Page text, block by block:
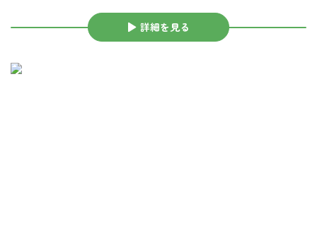
詳細を見る